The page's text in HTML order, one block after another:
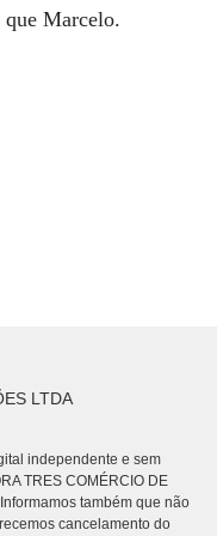
que Marcelo.
LTDA
independente e sem
TRES COMÉRCIO DE
também que não
cancelamento do